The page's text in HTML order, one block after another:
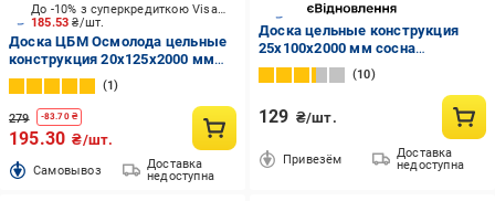
185.53₴/шт.
До -10% з суперкредиткою Visa Вигода
Доска ЦБМ Осмолода цельные
конструкция 20х125х2000 мм
карпатская ель
1
279 -83.70₴
195.30 ₴/шт.
Cамовывоз
Доставка
недоступна
Доска цельные конструкция
25х100х2000 мм сосна
обработанная
10
129 ₴/шт.
Привезём
Доставка
недоступна